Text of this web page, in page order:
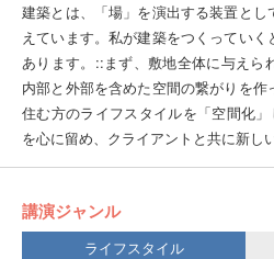
建築とは、「場」を演出する装置と
えています。私が建築をつくってい
あります。::まず、敷地全体に与えら
内部と外部を含めた空間の繋がりを
住む方のライフスタイルを「空間化
を心に留め、クライアントと共に新し
講演ジャンル
ライフスタイル